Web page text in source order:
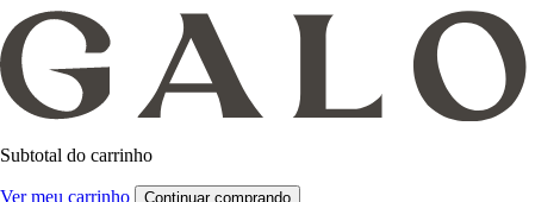
Subtotal do carrinho
Ver meu carrinho Continuar comprando